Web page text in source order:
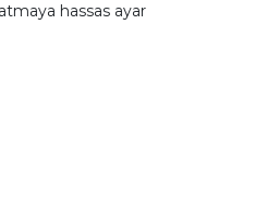
hassas ayar